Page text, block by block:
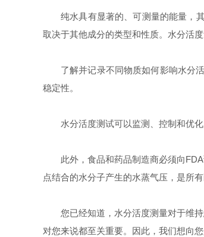
纯水具有显著的、可测量的能量，
取决于其他成分的类型和性质。 水分活度
了解并记录不同物质如何影响水分
稳定性。
水分活度测试可以监测、控制和优
此外，食品和药品制造商必须向FDA
点结合的水分子产生的水蒸气压，是所
您已经知道， 水分活度测量对于维
对您来说都至关重要。因此，我们想向